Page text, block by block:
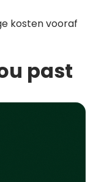
kosten vooraf
past